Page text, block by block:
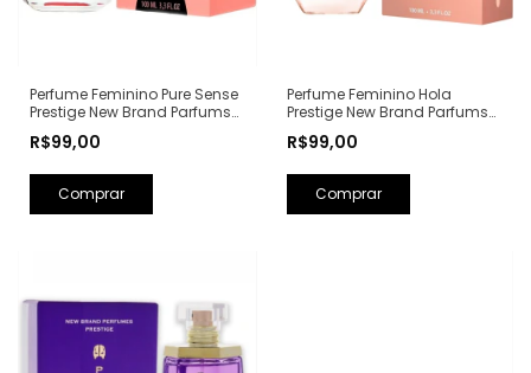
Perfume Feminino Pure Sense
Prestige New Brand Parfums
Olfativa: Pure XS For Her
R$99,00
Perfume Feminino Hola
Prestige New Brand Parfums
Olfativa: Olympéa Paco
R$99,00